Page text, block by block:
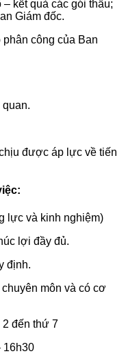
kết quả các gói thầu;
Giám đốc.
công của Ban
được áp lực về tiến
lực và kinh nghiệm)
lợi đầy đủ.
định.
môn và có cơ
đến thứ 7
16h30